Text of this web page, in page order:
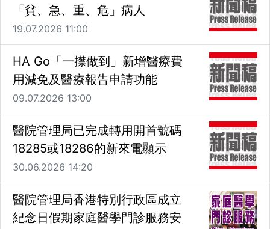
「貧、急、重、危」病人
19.07.2026 11:00
HA Go「一㩒做到」新增醫療費
用減免及醫療報告申請功能
09.07.2026 13:00
醫院管理局已完成轉用開首號碼
18285或18286的新來電顯示
30.06.2026 14:20
醫院管理局香港特別行政區成立
紀念日假期家庭醫學門診服務安